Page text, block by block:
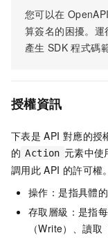
您可以在
算簽名的困擾。
產生 SDK 程式碼
授權資訊
下表是 API 對應的授
的 Action 元素中使
調用此 API 的許可權
操作：是指具體的
存取層級：是指
（Write）、讀取